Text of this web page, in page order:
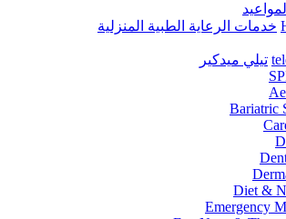
المواعيد
خدمات الرعاية الطبية المنزلية
تيلي ميدكير
Bariatric
Diet &
Emergency